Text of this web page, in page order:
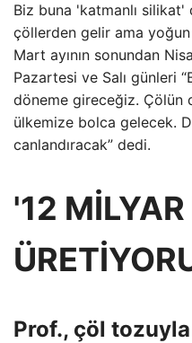
Biz buna 'katmanlı
çöllerden gelir ama
Mart ayının sonundan
Pazartesi ve Salı günleri
döneme gireceğiz. Çölün
ülkemize bolca gelecek.
canlandıracak” dedi.
'12 MİLYAR
Prof., çöl